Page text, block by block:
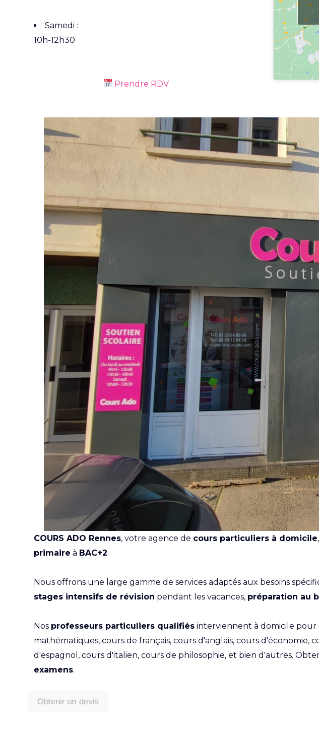
Samedi :
10h-12h30
Prendre RDV
COURS ADO Rennes, votre agence de cours particuliers à domicile
primaire à BAC+2.
Nous offrons une large gamme de services adaptés aux besoins
stages intensifs de révision pendant les vacances, préparation au
Nos professeurs particuliers qualifiés interviennent à domicile pour
mathématiques, cours de français, cours d'anglais, cours d'économie,
d'espagnol, cours d'italien, cours de philosophie, et bien d'autres.
examens.
Obtenir un devis